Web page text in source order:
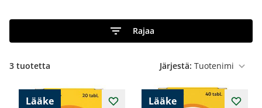
Rajaa
3 tuotetta Järjestä:
Lääke Lääke